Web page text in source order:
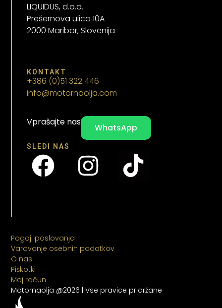
LIQUIDUS, d.o.o.
Prešernova ulica 10A
2000 Maribor, Slovenija
KONTAKT
+386 (0)51 322 446
info@motornaolja.com
Vprašajte nas
WhatsApp
SLEDI NAS
Pogoji poslovanja
Varovanje osebnih podatkov
O nas
Piškotki
Moj račun
Motornaolja @2026 | Vse pravice pridržane